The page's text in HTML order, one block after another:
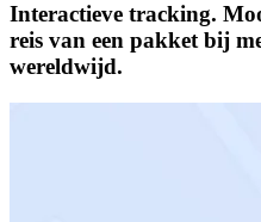
Interactieve tracking.
reis van een pakket bij
wereldwijd.